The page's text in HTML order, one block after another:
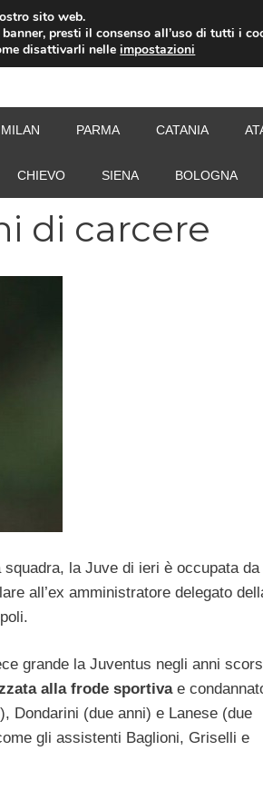
MILAN PARMA CATANIA
CHIEVO SIENA BOLOGNA
di carcere
la Juve di ieri è occupata da
all’ex amministratore delegato
grande la Juventus negli anni
alla frode sportiva e
Dondarini (due anni) e Lanese (due
gli assistenti Baglioni, Griselli e
sito web.
presti il consenso all’uso di tutti i
disattivarli nelleimpostazioni